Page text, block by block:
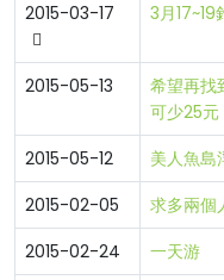
2015-03-17
3月17~19
2015-05-13
希望再找
可少25元
2015-05-12 美人魚島
2015-02-05
求多兩個
2015-02-24
一天游